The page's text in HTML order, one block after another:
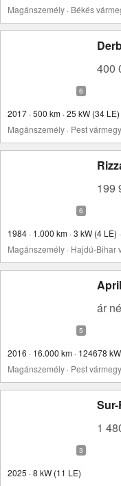
Magánszemély · Békés
400
2017 · 500 km · 25 kW (34
Magánszemély · Pest
199
1984 · 1.000 km · 3 kW (4 LE)
Magánszemély · Hajdú-Bihar
ár
2016 · 16.000 km · 124678
Magánszemély · Pest
1
2025 · 8 kW (11 LE)